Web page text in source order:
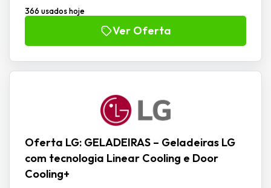
366 usados hoje
Ver Oferta
Oferta LG: GELADEIRAS – Geladeiras LG
com tecnologia Linear Cooling e Door
Cooling+